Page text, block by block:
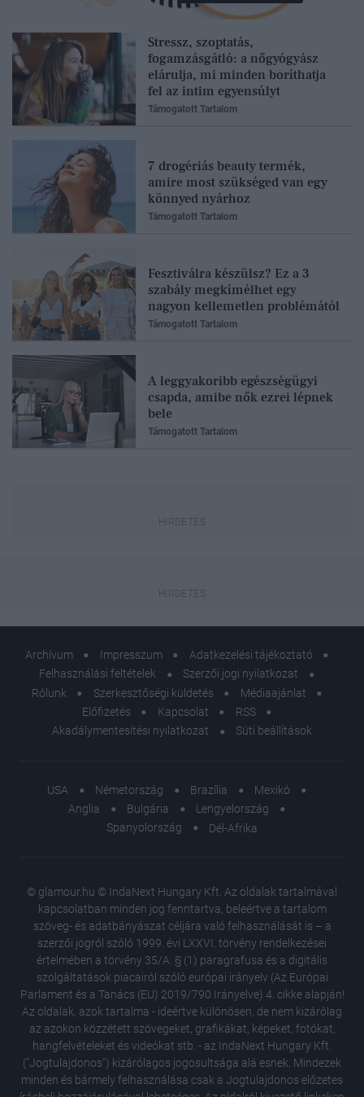
Stressz, szoptatás,
fogamzásgátló: a nőgyógyász
elárulja, mi minden boríthatja
fel az intim egyensúlyt
Támogatott Tartalom
7 drogériás beauty termék,
amire most szükséged van egy
könnyed nyárhoz
Támogatott Tartalom
Fesztiválra készülsz? Ez a 3
szabály megkímélhet egy
nagyon kellemetlen problémától
Támogatott Tartalom
A leggyakoribb egészségügyi
csapda, amibe nők ezrei lépnek
bele
Támogatott Tartalom
Archívum Impresszum
Adatkezelési tájékoztató
Felhasználási feltételek
Szerzői jogi nyilatkozat
Rólunk
Szerkesztőségi küldetés
Médiaajánlat
Előfizetés
Kapcsolat
RSS
Akadálymentesítési nyilatkozat
Süti beállítások
USA Németország Brazília
Mexikó
Anglia
Bulgária
Lengyelország
Spanyolország
Dél-Afrika
© glamour.hu © IndaNext Hungary Kft. Az oldalak tartalmával
kapcsolatban minden jog fenntartva, beleértve a tartalom
szöveg- és adatbányászat céljára való felhasználását is – a
szerzői jogról szóló 1999. évi LXXVI. törvény rendelkezései
értelmében a törvény 35/A. § (1) paragrafusa és a digitális
szolgáltatások piacairól szóló európai irányelv (Az Európai
Parlament és a Tanács (EU) 2019/790 Irányelve) 4. cikke alapján!
Az oldalak, azok tartalma - ideértve különösen, de nem kizárólag
az azokon közzétett szövegeket, grafikákat, képeket, fotókat,
hangfelvételeket és videókat stb. - az IndaNext Hungary Kft.
("Jogtulajdonos") kizárólagos jogosultsága alá esnek. Mindezek
minden és bármely felhasználása csak a Jogtulajdonos előzetes